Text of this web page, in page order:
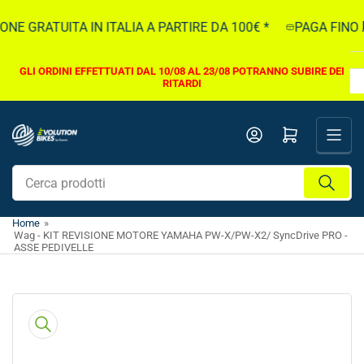
direttamente
contenuti
GRATUITA IN ITALIA A PARTIRE DA 100€ * PAGA FINO
GLI ORDINI EFFETTUATI DAL 10/08 AL 23/08 POTRANNO SUBIRE DEI
RITARDI
Cerca
prodotti
Apri il mini carrello
Home »
Wag - KIT REVISIONE MOTORE YAMAHA PW-X/PW-X2/ SyncDrive PRO -
ASSE PEDIVELLE
direttamente